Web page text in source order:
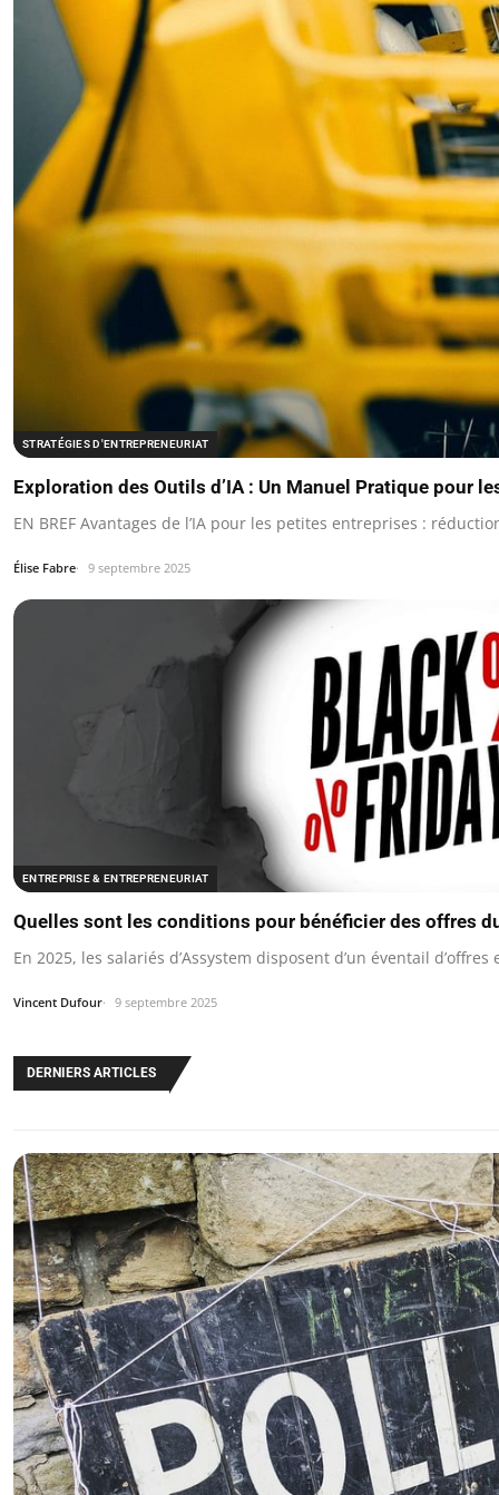
STRATÉGIES D'ENTREPRENEURIAT
Exploration des Outils d’IA : Un Manuel Pratique pour
EN BREF Avantages de l’IA pour les petites entreprises :
Élise Fabre 9 septembre 2025
ENTREPRISE & ENTREPRENEURIAT
Quelles sont les conditions pour bénéficier des offres
En 2025, les salariés d’Assystem disposent d’un éventail
Vincent Dufour 9 septembre 2025
DERNIERS ARTICLES